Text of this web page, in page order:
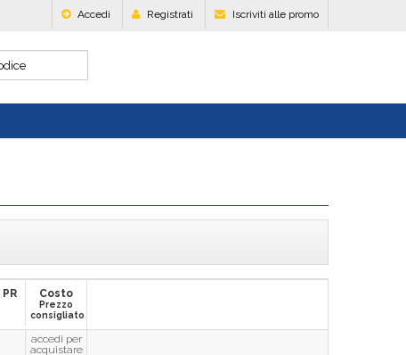
Accedi Registrati Iscriviti alle promo
PR Costo
Prezzo
consigliato
accedi per
acquistare